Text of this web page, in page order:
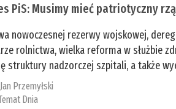
PiS: Musimy mieć patriotyczny
nowoczesnej rezerwy wojskowej,
rolnictwa, wielka reforma w służbie
struktury nadzorczej szpitali, a także
Jan Przemyłski
Dnia